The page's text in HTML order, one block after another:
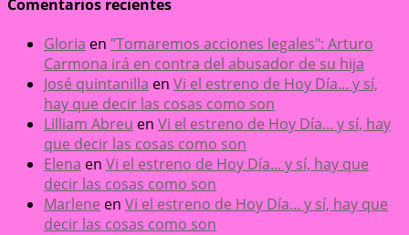
Comentarios recientes
Gloria en "Tomaremos acciones legales": Arturo
Carmona irá en contra del abusador de su hija
José quintanilla en Vi el estreno de Hoy Día... y sí,
hay que decir las cosas como son
Lilliam Abreu en Vi el estreno de Hoy Día... y sí, hay
que decir las cosas como son
Elena en Vi el estreno de Hoy Día... y sí, hay que
decir las cosas como son
Marlene en Vi el estreno de Hoy Día... y sí, hay que
decir las cosas como son